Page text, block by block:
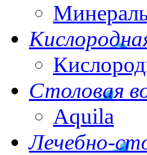
Столовая
Aquila
Лечебно-